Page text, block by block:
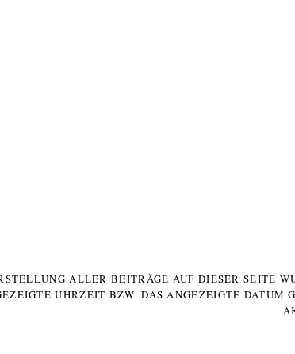
ALLER BEITRÄGE AUF DIESER SEITE
UHRZEIT BZW. DAS ANGEZEIGTE